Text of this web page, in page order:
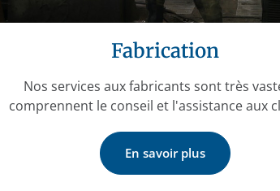
Fabrication
Nos services aux fabricants sont très
comprennent le conseil et l'assistance aux
En savoir plus